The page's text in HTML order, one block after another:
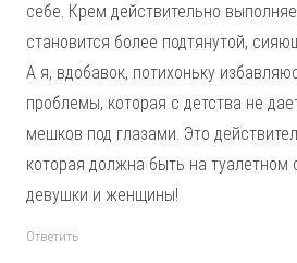
себе. Крем действительно
становится более подтянутой,
А я, вдобавок, потихоньку
проблемы, которая с детства не
мешков под глазами. Это
которая должна быть на туалетном
девушки и женщины!
Ответить